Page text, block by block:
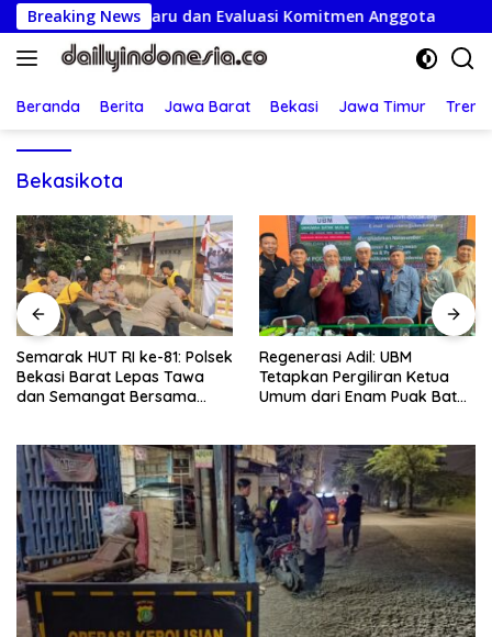
Langsung
ke
konten
Breaking News
Pengurus Baru dan Evaluasi Komitmen Anggota
Beranda Berita Jawa Barat Bekasi Jawa Timur
Bekasikota
Semarak HUT RI ke-81: Polsek
Bekasi Barat Lepas Tawa
dan Semangat Bersama
Regenerasi Adil: UBM
Tetapkan Pergiliran Ketua
Umum dari Enam Puak Batak